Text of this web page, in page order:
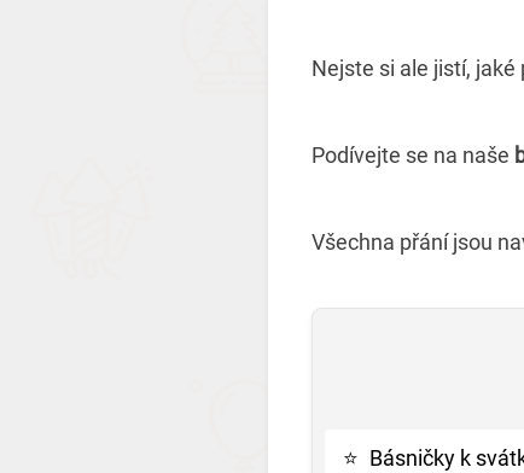
Nejste si ale jistí, jaké
Podívejte se na naše
Všechna přání jsou
⭐ Básničky k